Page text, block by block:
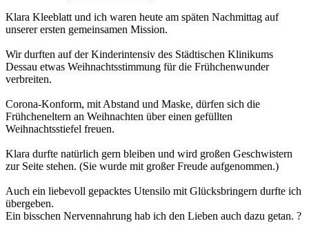
Klara Kleeblatt und ich waren heute am späten Nachmittag auf
unserer ersten gemeinsamen Mission.
Wir durften auf der Kinderintensiv des Städtischen Klinikums
Dessau etwas Weihnachtsstimmung für die Frühchenwunder
verbreiten.
Corona-Konform, mit Abstand und Maske, dürfen sich die
Frühcheneltern an Weihnachten über einen gefüllten
Weihnachtsstiefel freuen.
Klara durfte natürlich gern bleiben und wird großen Geschwistern
zur Seite stehen. (Sie wurde mit großer Freude aufgenommen.)
Auch ein liebevoll gepacktes Utensilo mit Glücksbringern durfte ich
übergeben.
Ein bisschen Nervennahrung hab ich den Lieben auch dazu getan. ?